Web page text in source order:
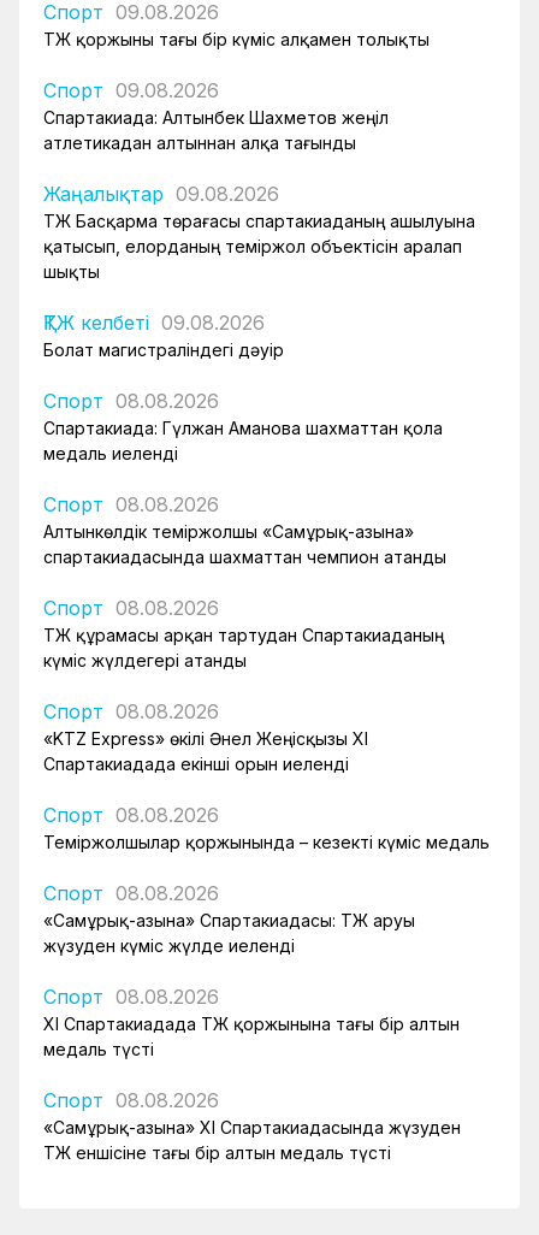
Спорт 09.08.2026
ҚТЖ қоржыны тағы бір күміс алқамен толықты
Спорт 09.08.2026
Спартакиада: Алтынбек Шахметов жеңіл
атлетикадан алтыннан алқа тағынды
Жаңалықтар 09.08.2026
ҚТЖ Басқарма төрағасы спартакиаданың ашылуына
қатысып, елорданың теміржол объектісін аралап
шықты
ҚТЖ келбеті 09.08.2026
Болат магистраліндегі дәуір
Спорт 08.08.2026
Спартакиада: Гүлжан Аманова шахматтан қола
медаль иеленді
Спорт 08.08.2026
Алтынкөлдік теміржолшы «Самұрық-Қазына»
спартакиадасында шахматтан чемпион атанды
Спорт 08.08.2026
ҚТЖ құрамасы арқан тартудан Спартакиаданың
күміс жүлдегері атанды
Спорт 08.08.2026
«KTZ Express» өкілі Әнел Жеңісқызы XI
Спартакиадада екінші орын иеленді
Спорт 08.08.2026
Теміржолшылар қоржынында – кезекті күміс медаль
Спорт 08.08.2026
«Самұрық-Қазына» Спартакиадасы: ҚТЖ аруы
жүзуден күміс жүлде иеленді
Спорт 08.08.2026
XI Спартакиадада ҚТЖ қоржынына тағы бір алтын
медаль түсті
Спорт 08.08.2026
«Самұрық-Қазына» XI Спартакиадасында жүзуден
ҚТЖ еншісіне тағы бір алтын медаль түсті